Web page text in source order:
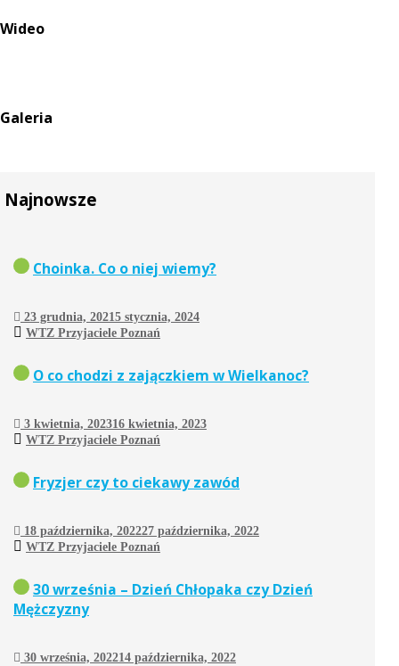
Wideo
Galeria
Najnowsze
Choinka. Co o niej wiemy?
23 grudnia, 20215 stycznia, 2024
WTZ Przyjaciele Poznań
O co chodzi z zajączkiem w Wielkanoc?
3 kwietnia, 202316 kwietnia, 2023
WTZ Przyjaciele Poznań
Fryzjer czy to ciekawy zawód
18 października, 202227 października, 2022
WTZ Przyjaciele Poznań
30 września – Dzień Chłopaka czy Dzień
Mężczyzny
30 września, 202214 października, 2022